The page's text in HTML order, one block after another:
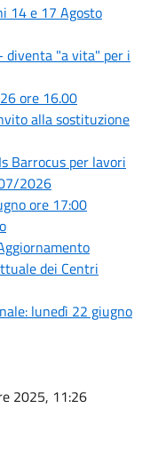
14 e 17 Agosto
diventa "a vita" per i
ore 16.00
alla sostituzione
Barrocus per lavori
2026
ore 17:00
dei Centri
lunedì 22 giugno
2025, 11:26